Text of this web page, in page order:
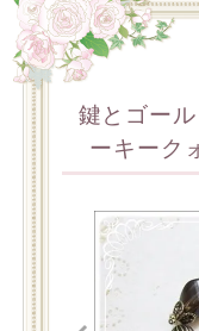
鍵とゴー
ーキーク